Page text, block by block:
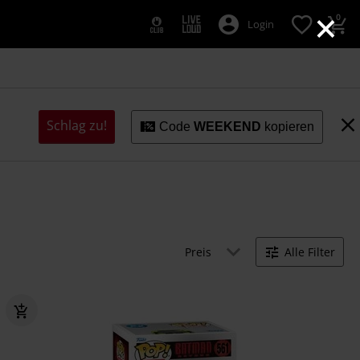
×
Login 0
Schlag zu! CodeWEEKEND kopieren
Preis Alle Filter